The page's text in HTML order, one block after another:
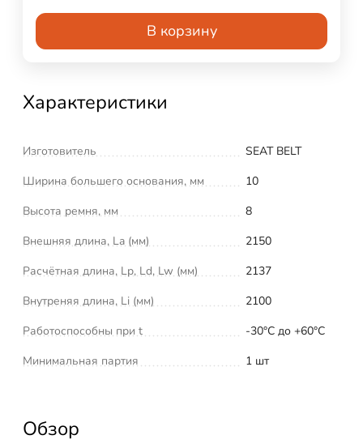
В корзину
Характеристики
Изготовитель
SEAT BELT
Ширина большего основания, мм
10
Высота ремня, мм
8
Внешняя длина, La (мм)
2150
Расчётная длина, Lp, Ld, Lw (мм)
2137
Внутреняя длина, Li (мм)
2100
Работоспособны при t
-30°C до +60°C
Минимальная партия
1 шт
Обзор